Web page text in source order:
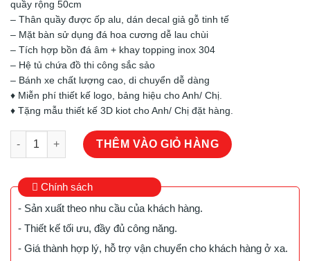
quầy rộng 50cm
– Thân quầy được ốp alu, dán decal giả gỗ tinh tế
– Mặt bàn sử dụng đá hoa cương dễ lau chùi
– Tích hợp bồn đá âm + khay topping inox 304
– Hệ tủ chứa đồ thi công sắc sảo
– Bánh xe chất lượng cao, di chuyển dễ dàng
♦️ Miễn phí thiết kế logo, bảng hiệu cho Anh/ Chị.
♦️ Tặng mẫu thiết kế 3D kiot cho Anh/ Chị đặt hàng.
Quầy Bán Hàng – Mẫu 08 số lượng
THÊM VÀO GIỎ HÀNG
Chính sách
- Sản xuất theo nhu cầu của khách hàng.
- Thiết kế tối ưu, đầy đủ công năng.
- Giá thành hợp lý, hỗ trợ vận chuyển cho khách hàng ở xa.